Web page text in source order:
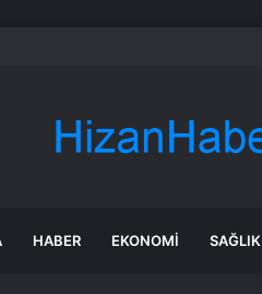
128 yeni noktaya daha EDS geliyor
HABER EKONOMI SAĞLIK